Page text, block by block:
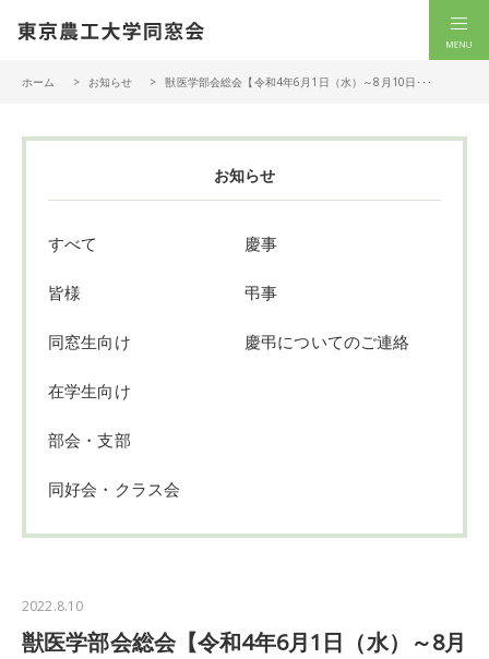
ホーム お知らせ 獣医学部会総会【令和4年6月1日（水）～8月10日･･･
お知らせ
すべて
皆様
同窓生向け
在学生向け
部会・支部
同好会・クラス会
慶事
弔事
慶弔についてのご連絡
2022.8.10
獣医学部会総会【令和4年6月1日（水）～8月